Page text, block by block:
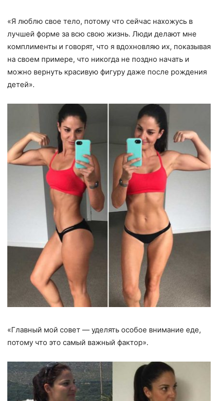
«Я люблю свое тело, потому что сейчас нахожусь в
лучшей форме за всю свою жизнь. Люди делают мне
комплименты и говорят, что я вдохновляю их, показывая
на своем примере, что никогда не поздно начать и
можно вернуть красивую фигуру даже после рождения
детей».
«Главный мой совет — уделять особое внимание еде,
потому что это самый важный фактор».